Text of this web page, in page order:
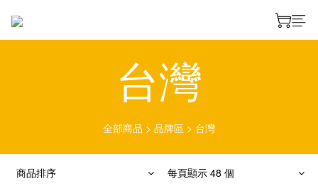
台灣
全部商品 > 品牌區 > 台灣
商品排序 每頁顯示 48 個